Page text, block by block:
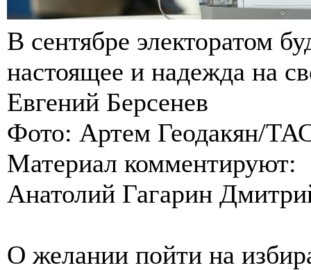
В сентябре электоратом
настоящее и надежда на
Евгений Берсенев
Фото: Артем Геодакян/
Материал комментируют:
Анатолий Гагарин
О желании пойти на